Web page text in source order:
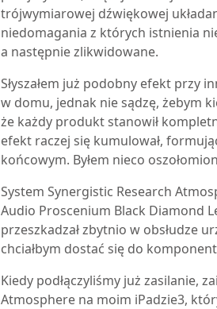
trójwymiarowej dźwiękowej
niedomagania z których istnienia
a następnie zlikwidowane.
Słyszałem już podobny efekt przy
w domu, jednak nie sądzę, żebym
że każdy produkt stanowił
efekt raczej się kumulował,
końcowym. Byłem nieco
System Synergistic Research
Audio Proscenium Black Diamond
przeszkadzał zbytnio w obsłudze
chciałbym dostać się do
Kiedy podłączyliśmy już zasilanie,
Atmosphere na moim iPadzie3,